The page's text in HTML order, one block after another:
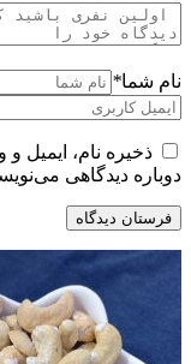
نام شما*
ذخیره نام، ایمیل
دوباره دیدگاهی